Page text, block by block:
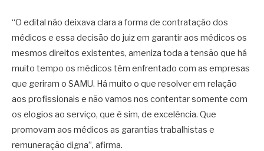
“O edital não deixava clara a forma de contratação dos
médicos e essa decisão do juiz em garantir aos médicos os
mesmos direitos existentes, ameniza toda a tensão que há
muito tempo os médicos têm enfrentado com as empresas
que geriram o SAMU. Há muito o que resolver em relação
aos profissionais e não vamos nos contentar somente com
os elogios ao serviço, que é sim, de excelência. Que
promovam aos médicos as garantias trabalhistas e
remuneração digna”, afirma.